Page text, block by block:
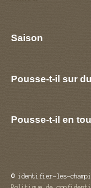
Saison
Pousse-t-il sur
Pousse-t-il en
© identifier-les-